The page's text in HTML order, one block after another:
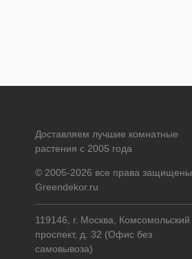
Доставляем лучшие комнатные
растения с 2005 года
© 2005-2026 все права защищены
Greendekor.ru
119146, г. Москва, Комсомольский
проспект, д. 32 (Офис без
самовывоза)